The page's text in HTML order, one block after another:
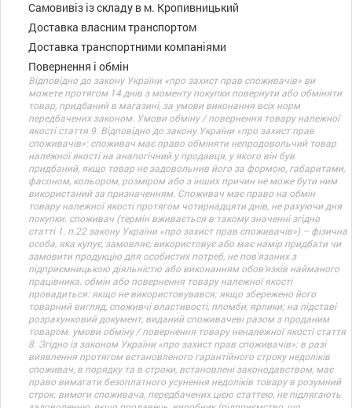
Самовивіз із складу в м. Кропивницький
Доставка власним транспортом
Доставка транспортними компаніями
Повернення і обмін
Відповідно до закону України «про захист прав споживачів» ви
можете протягом 14 днів з моменту покупки повернути або обміняти
товар, придбаний в магазині, за умови виконання всіх норм
передбачених законом. Умови обміну / повернення товару належної
якості стаття 9. Відповідно до закону України «про захист прав
споживачів»: споживач має право обміняти непродовольчий товар
належної якості на аналогічний у продавця, у якого він був
придбаний, якщо товар не задовольнив його за формою, габаритами,
фасоном, кольором, розміром або з інших причин не може бути ним
використаний за призначенням. Споживач має право на обмін
товару належної якості протягом чотирнадцяти днів, не рахуючи дня
покупки. споживач (термін вживається в такому значенні згідно
статті 1. п.22 закону України «про захист прав споживачів») – фізична
особа, яка купує, замовляє, використовує або має намір придбати чи
замовити продукцію для особистих потреб, не пов’язаних з
підприємницькою діяльністю або виконанням обов’язків найманого
працівника. обмін або повернення товару належної якості
провадиться: якщо не використовувався; якщо збережено його
товарний вигляд, споживчі властивості, пломби, ярлики; на підставі
розрахунковий документ, виданий споживачеві разом з проданим
товаром. умови обміну / повернення товару неналежної якості стаття
8. Згідно із законом України «про захист прав споживачів»: в разі
виявлення протягом встановленого гарантійного строку недоліків
споживач, в порядку та в строки, встановлені законодавством, має
право вимагати безоплатного усунення недоліків товару в розумний
строк. вимоги споживача, передбачених цією статтею, не підлягають